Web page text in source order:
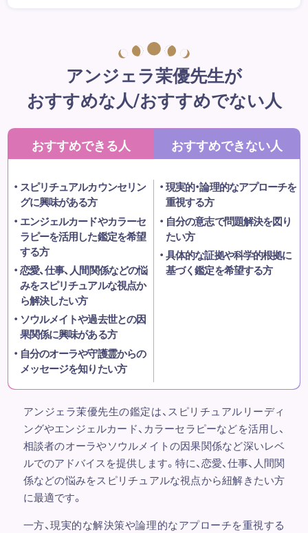
アンジェラ茉優先生が
おすすめな人/おすすめでない人
おすすめできる人
スピリチュアルカウンセリン
グに興味がある方
エンジェルカードやカラーセ
ラピーを活用した鑑定を希望
する方
恋愛、仕事、人間関係などの悩
みをスピリチュアルな視点か
ら解決したい方
ソウルメイトや過去世との因
果関係に興味がある方
自分のオーラや守護霊からの
メッセージを知りたい方
おすすめできない人
現実的・論理的なアプローチを
重視する方
自分の意志で問題解決を図り
たい方
具体的な証拠や科学的根拠に
基づく鑑定を希望する方
アンジェラ茉優先生の鑑定は、スピリチュアルリーディ
ングやエンジェルカード、カラーセラピーなどを活用し、
相談者のオーラやソウルメイトの因果関係など深いレベ
ルでのアドバイスを提供します。特に、恋愛、仕事、人間関
係などの悩みをスピリチュアルな視点から紐解きたい方
に最適です。
一方、現実的な解決策や論理的なアプローチを重視する